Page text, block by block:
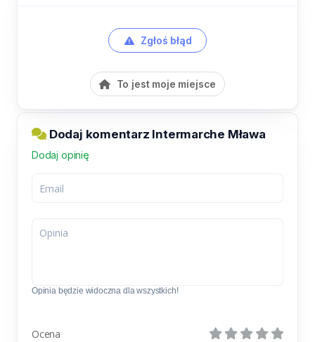
Zgłoś błąd
To jest moje miejsce
Dodaj komentarz Intermarche Mława
Dodaj opinię
Opinia będzie widoczna dla wszystkich!
Ocena